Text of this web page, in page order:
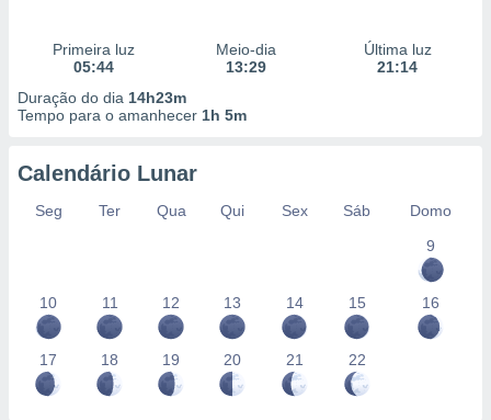
Primeira luz
05:44
Meio-dia
13:29
Última luz
21:14
Duração do dia 14h23m
Tempo para o amanhecer 1h 5m
Calendário Lunar
Seg Ter Qua Qui Sex Sáb
Domo
9
10 11 12 13 14 15 16
17 18 19 20 21 22